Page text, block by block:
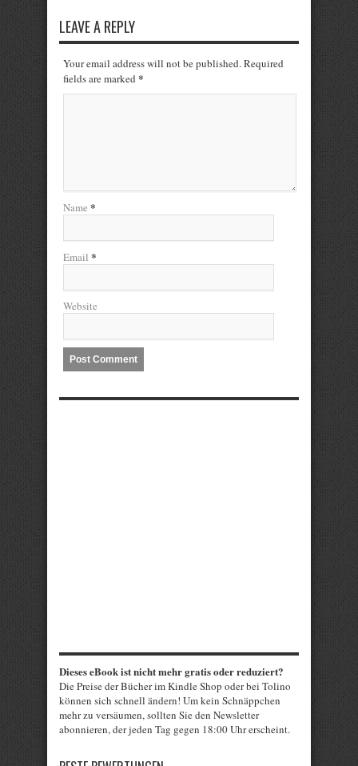
LEAVE A REPLY
Your email address will not be published. Required
fields are marked *
Name *
Email *
Website
Dieses eBook ist nicht mehr gratis oder reduziert?
Die Preise der Bücher im Kindle Shop oder bei Tolino
können sich schnell ändern! Um kein Schnäppchen
mehr zu versäumen, sollten Sie den Newsletter
abonnieren, der jeden Tag gegen 18:00 Uhr erscheint.